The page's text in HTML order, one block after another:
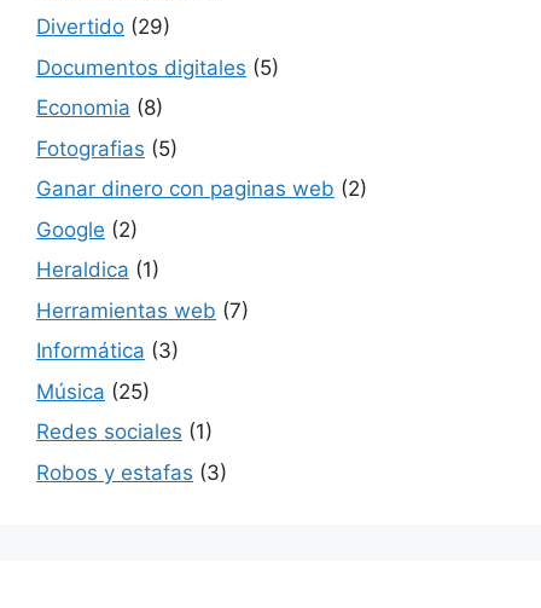
Divertido (29)
Documentos digitales (5)
Economia (8)
Fotografias (5)
Ganar dinero con paginas web (2)
Google (2)
Heraldica (1)
Herramientas web (7)
Informática (3)
Música (25)
Redes sociales (1)
Robos y estafas (3)